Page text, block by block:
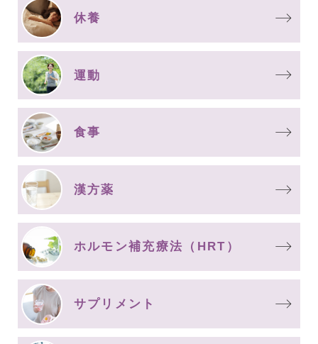
休養
運動
食事
漢方薬
ホルモン補充療法（HRT）
サプリメント